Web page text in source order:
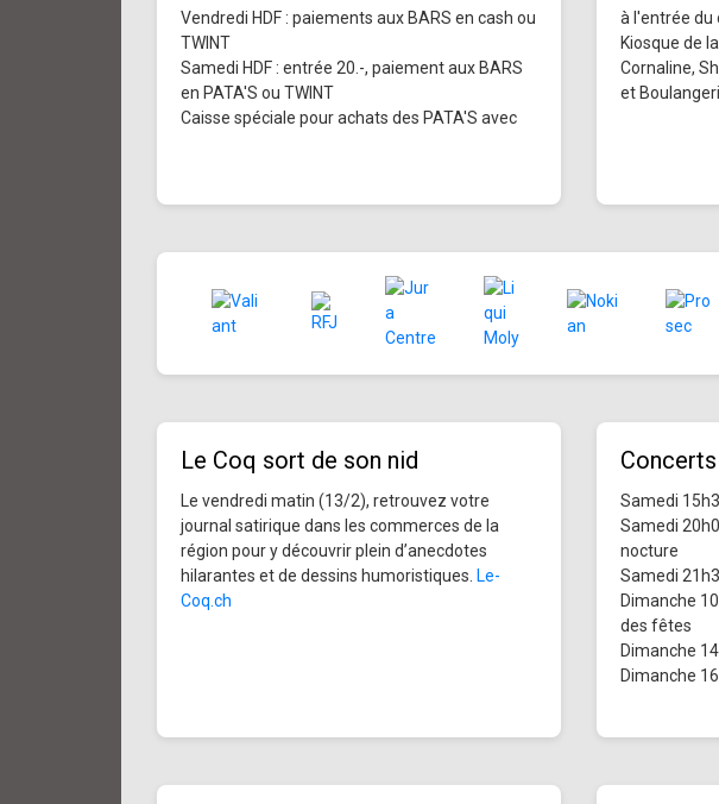
Vendredi HDF : paiements aux BARS en cash ou
TWINT
Samedi HDF : entrée 20.-, paiement aux BARS
en PATA'S ou TWINT
Caisse spéciale pour achats des PATA'S avec
à l'entrée du
Kiosque de
Cornaline,
et
Le Coq sort de son nid
Le vendredi matin (13/2), retrouvez votre
journal satirique dans les commerces de la
région pour y découvrir plein d’anecdotes
hilarantes et de dessins humoristiques. Le-
Coq.ch
Samedi
Samedi
nocture
Samedi
Dimanche
des fêtes
Dimanche
Dimanche